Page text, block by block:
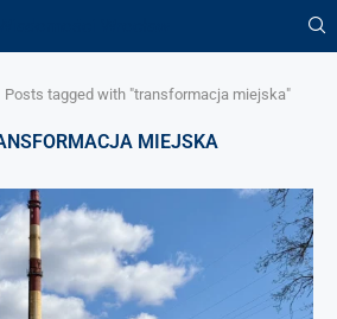
Posts tagged with "transformacja miejska"
MIEJSKA